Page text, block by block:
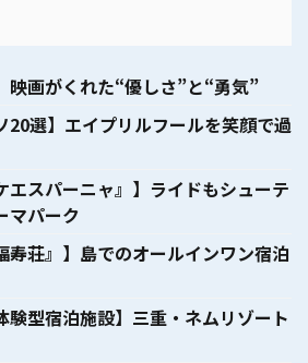
映画がくれた“優しさ”と“勇気”
20選】エイプリルフールを笑顔で過
エスパーニャ』】ライドもシューテ
マパーク
寿荘』】島でのオールインワン宿泊
験型宿泊施設】三重・ネムリゾート